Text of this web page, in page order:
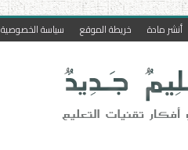
أنشر مادة خريطة الموقع سياسة الخصوصية